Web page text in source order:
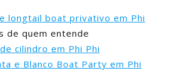
longtail boat privativo em Phi
de quem entende
cilindro em Phi Phi
e Blanco Boat Party em Phi